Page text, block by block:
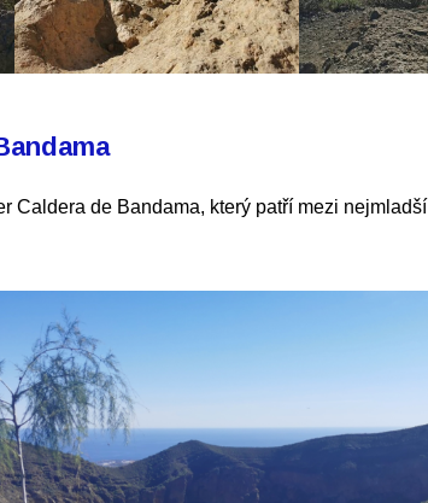
Caldera de Bandama, který patří mezi nejmladší